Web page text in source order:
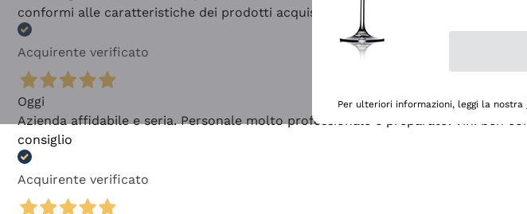
conformi alle caratteristiche dei prodotti acquistati
Acquirente verificato
Oggi
Azienda affidabile e seria. Personale molto professionale e preparato. Vini ben
consiglio
Acquirente verificato
Per ulteriori informazioni, leggi la nostra